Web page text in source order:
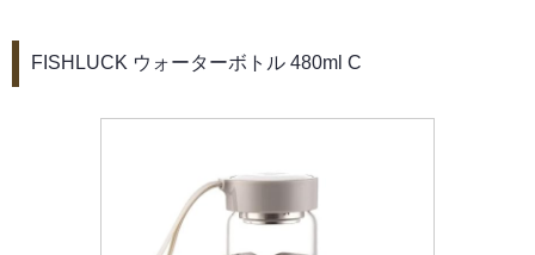
FISHLUCK ウォーターボトル 480ml C